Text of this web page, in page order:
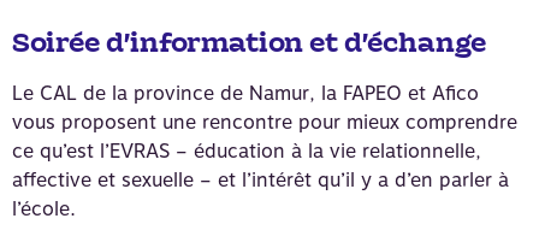
Soirée d’information et d’échange
Le CAL de la province de Namur, la FAPEO et Afico
vous proposent une rencontre pour mieux comprendre
ce qu’est l’EVRAS – éducation à la vie relationnelle,
affective et sexuelle – et l’intérêt qu’il y a d’en parler à
l’école.